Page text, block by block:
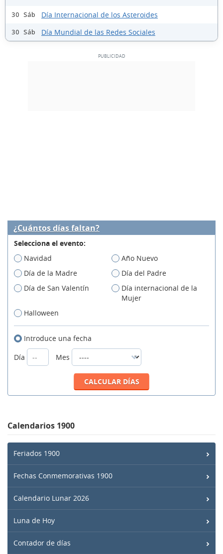
30 Sáb Día Internacional de los Asteroides
30 Sáb Día Mundial de las Redes Sociales
¿Cuántos días faltan?
Selecciona el evento:
Navidad
Año Nuevo
Día de la Madre
Día del Padre
Día de San Valentín
Día internacional de la
Mujer
Halloween
Introduce una fecha
Día
Mes
Calendarios 1900
Feriados 1900
Fechas Conmemorativas 1900
Calendario Lunar 2026
Luna de Hoy
Contador de días